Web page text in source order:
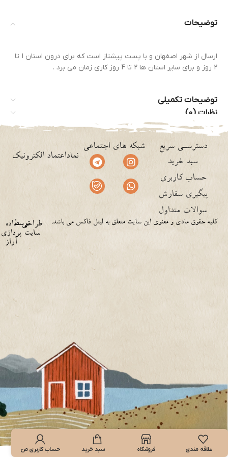
توضیحات
ارسال از شهر اصفهان و با پست پیشتاز است که برای درون استان 1 تا
2 روز و برای سایر استان ها 2 تا 4 روز کاری زمان می برد .
توضیحات تکمیلی
نظرات (0)
دسترسـی سریع
سبد خرید
حساب کاربری
پیگیری سفارش
سوالات متداول
شبکه های اجتماعی
نماداعتماد الکترونیک
داده
پردازی
آراز
توسططراحی
سایت
کلیه حقوق مادی و معنوی این سایت متعلق به لیتل فاکس می باشد.
علاقه مندی فروشگاه سبد خرید حساب کاربری من